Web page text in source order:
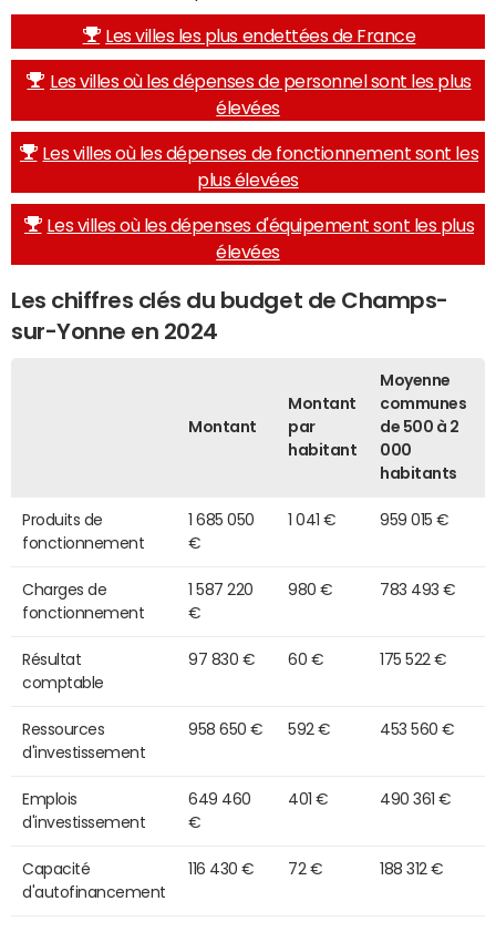
Les villes les plus endettées de France
Les villes où les dépenses de personnel sont les plus
élevées
Les villes où les dépenses de fonctionnement sont les
plus élevées
Les villes où les dépenses d'équipement sont les plus
élevées
Les chiffres clés du budget de Champs-
sur-Yonne en 2024
Montant
Montant
par
habitant
Moyenne
communes
de 500 à 2
000
habitants
Produits de
fonctionnement
1 685 050
€
1 041 € 959 015 €
Charges de
fonctionnement
1 587 220
€
980 € 783 493 €
Résultat
comptable
97 830 € 60 € 175 522 €
Ressources
d'investissement
958 650 € 592 € 453 560 €
Emplois
d'investissement
649 460
€
401 € 490 361 €
Capacité
d'autofinancement
116 430 € 72 € 188 312 €